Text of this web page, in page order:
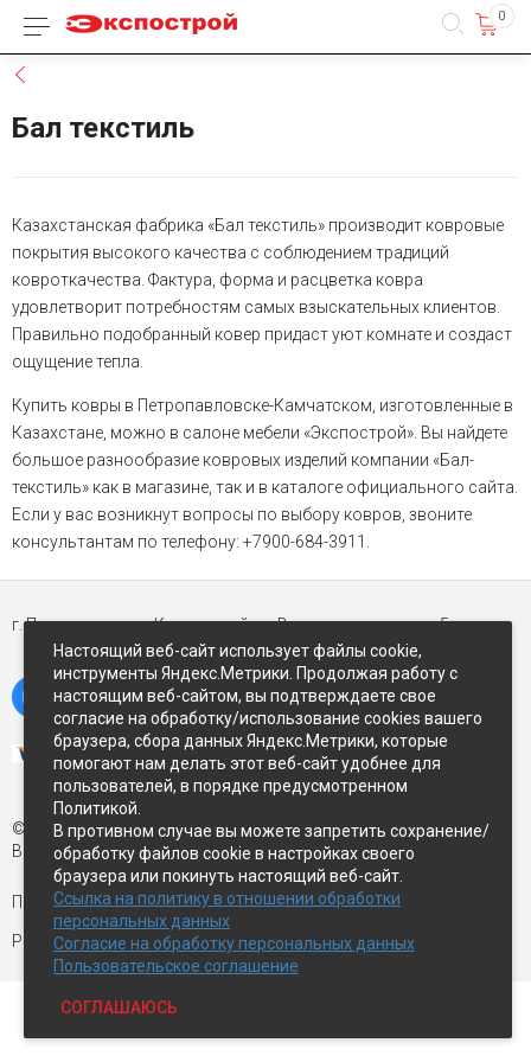
Каталог товаров 0
Бал текстиль
Казахстанская фабрика «Бал текстиль» производит ковровые
покрытия высокого качества с соблюдением традиций
ковроткачества. Фактура, форма и расцветка ковра
удовлетворит потребностям самых взыскательных клиентов.
Правильно подобранный ковер придаст уют комнате и создаст
ощущение тепла.
Купить ковры в Петропавловске-Камчатском, изготовленные в
Казахстане, можно в салоне мебели «Экспострой». Вы найдете
большое разнообразие ковровых изделий компании «Бал-
текстиль» как в магазине, так и в каталоге официального сайта.
Если у вас возникнут вопросы по выбору ковров, звоните
консультантам по телефону: +7900-684-3911.
г. Петропавловск-Камчатский,ул Восточное-шоссе, д.5
© Экспострой, 2026 г.
Все права защищены
Письмо директору:manager1@expopk.ru
Разработка сайта —студия ROImaster
Настоящий веб-сайт использует файлы cookie,
инструменты Яндекс.Метрики. Продолжая работу с
настоящим веб-сайтом, вы подтверждаете свое
согласие на обработку/использование cookies вашего
браузера, сбора данных Яндекс.Метрики, которые
помогают нам делать этот веб-сайт удобнее для
пользователей, в порядке предусмотренном
Политикой.
В противном случае вы можете запретить сохранение/
обработку файлов cookie в настройках своего
браузера или покинуть настоящий веб-сайт.
Ссылка на политику в отношении обработки
персональных данных
Согласие на обработку персональных данных
Пользовательское соглашение
СОГЛАШАЮСЬ